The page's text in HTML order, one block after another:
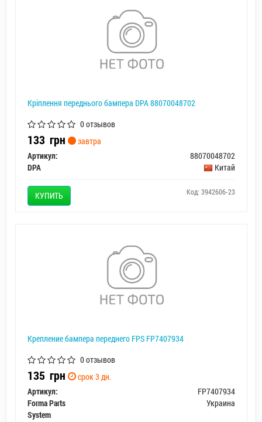
Кріплення переднього бампера DPA 88070048702
0 отзывов
133 грн
завтра
Артикул:
88070048702
DPA
Китай
КУПИТЬ Код: 3942606-23
Крепление бампера переднего FPS FP7407934
0 отзывов
135 грн
срок 3 дн.
Артикул:
FP7407934
Forma Parts
System
Украина